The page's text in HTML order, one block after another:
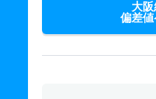
大
偏差